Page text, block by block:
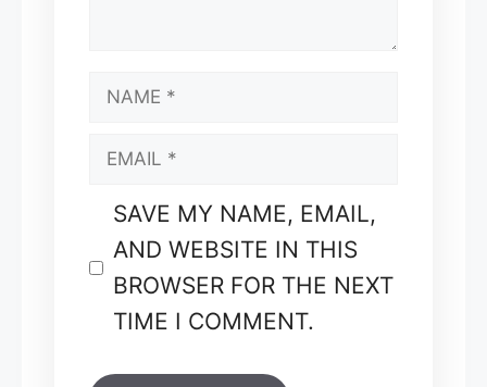
NAME
EMAIL
SAVE MY NAME, EMAIL,
AND WEBSITE IN THIS
BROWSER FOR THE NEXT
TIME I COMMENT.